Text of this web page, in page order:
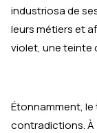
industriosa de
leurs métiers et
violet, une teinte
Étonnamment, le
contradictions. À